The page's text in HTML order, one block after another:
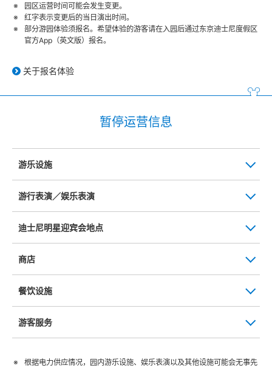
园区运营时间可能会发生变更。
红字表示变更后的当日演出时间。
部分游园体验须报名。希望体验的游客请在入园后通过东京迪士尼度假区
官方App（英文版）报名。
关于报名体验
暂停运营信息
游乐设施
游行表演／娱乐表演
迪士尼明星迎宾会地点
商店
餐饮设施
游客服务
根据电力供应情况，园内游乐设施、娱乐表演以及其他设施可能会无事先